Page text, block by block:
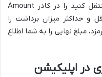
میزان تتری که می خواهید منتقل کنید را در کادر Amount
و حداکثر میزان برداشت را
مبلغ نهایی را به شما اطلاع
در اپلیکیشن